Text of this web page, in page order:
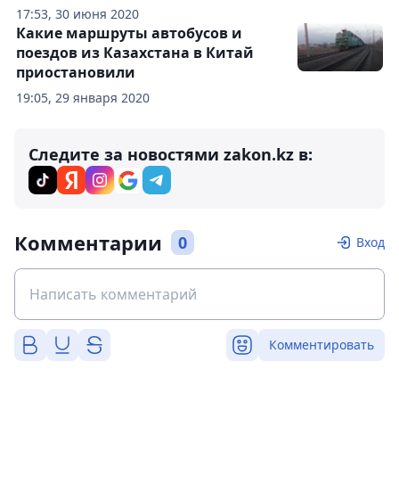
17:53, 30 июня 2020
19:05, 29 января 2020
Какие маршруты автобусов и
поездов из Казахстана в Китай
приостановили
Следите за новостями zakon.kz в:
Комментарии 0 Вход
Комментировать